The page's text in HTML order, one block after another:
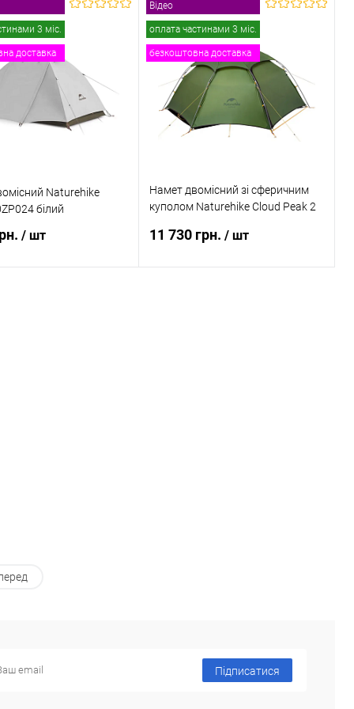
про наявність
в 1 клік
До
порівняння
Недоступно
Повідомити про наявність
Купити в 1 клік
До
порівняння
В обране Недоступно
3 міс.
доставка
Naturehike
білий
/ шт
Відео
оплата частинами 3 міс.
безкоштовна доставка
Намет двомісний зі сферичним
куполом Naturehike Cloud Peak 2
11 730 грн./ шт
Підписатися